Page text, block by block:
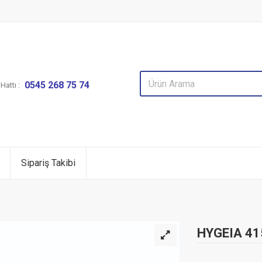
: 0545 268 75 74
Sipariş Takibi
HYGEIA